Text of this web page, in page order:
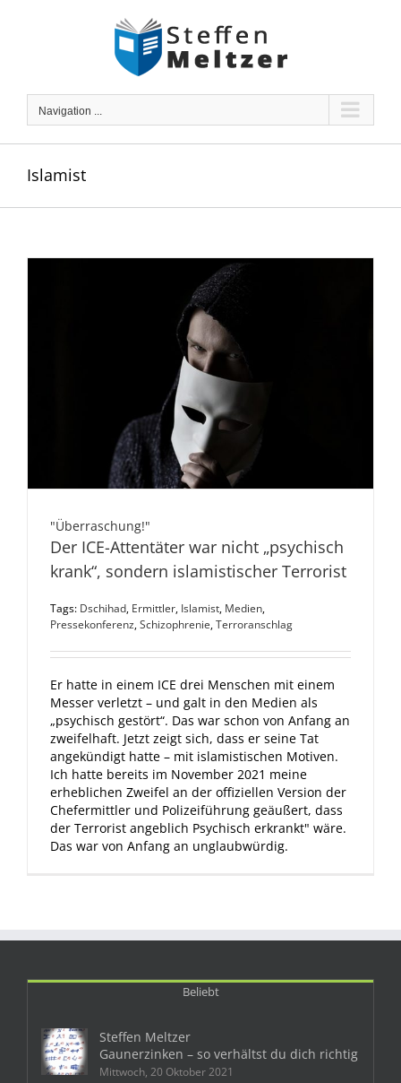
Navigation ...
Islamist
"Überraschung!"
Der ICE-Attentäter war nicht „psychisch
krank“, sondern islamistischer Terrorist
Tags: Dschihad, Ermittler, Islamist, Medien,
Pressekonferenz,Schizophrenie,Terroranschlag
Er hatte in einem ICE drei Menschen mit einem
Messer verletzt – und galt in den Medien als
„psychisch gestört“. Das war schon von Anfang an
zweifelhaft. Jetzt zeigt sich, dass er seine Tat
angekündigt hatte – mit islamistischen Motiven.
Ich hatte bereits im November 2021 meine
erheblichen Zweifel an der offiziellen Version der
Chefermittler und Polizeiführung geäußert, dass
der Terrorist angeblich Psychisch erkrankt" wäre.
Das war von Anfang an unglaubwürdig.
Beliebt
Steffen Meltzer
Gaunerzinken – so verhältst du dich richtig
Mittwoch, 20 Oktober 2021